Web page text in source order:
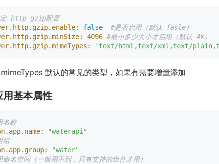
http gzip配置
false
#是否启用（默认 fasle）
4096 #最小多少大小才启用（默认 4k）
'text/html,text/xml,text/
默认的常见的类型，如果有需要增量添加
用基本属性
名称
"waterapi"
组
"water"
命名空间（一般用不到，只有支持的组件才用）